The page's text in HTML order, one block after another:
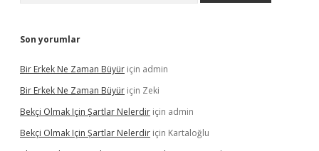
Son yorumlar
Bir Erkek Ne Zaman Büyür için admin
Bir Erkek Ne Zaman Büyür için Zeki
Bekçi Olmak Için Şartlar Nelerdir için admin
Bekçi Olmak Için Şartlar Nelerdir için Kartaloğlu